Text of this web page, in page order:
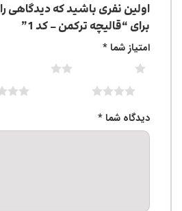
اولین نفری باشید که دیدگاهی
برای “قالیچه ترکمن – کد 1”
امتیاز شما*
دیدگاه شما*